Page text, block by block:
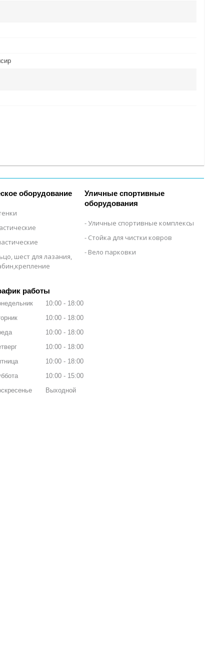
оборудование
шест для лазания,
Уличные спортивные
оборудования
Уличные спортивные комплексы
Стойка для чистки ковров
Вело парковки
работы
10:00
18:00
10:00
18:00
10:00
18:00
10:00
18:00
10:00
18:00
10:00
15:00
Выходной